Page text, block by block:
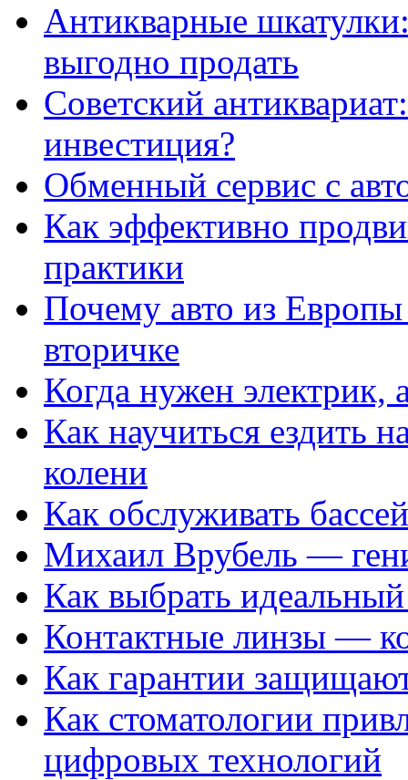
Антикварные
выгодно продать
Советский
инвестиция?
Обменный сервис с
Как эффективно
практики
Почему авто из
вторичке
Когда нужен электрик,
Как научиться ездить
колени
Как обслуживать
Михаил Врубель —
Как выбрать
Контактные линзы —
Как гарантии
Как стоматологии
цифровых технологий